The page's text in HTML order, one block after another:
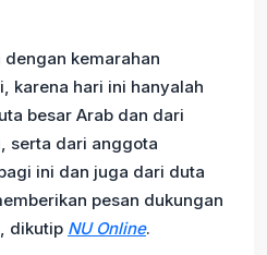
kemarahan
karena hari ini hanyalah
besar Arab dan dari
serta dari anggota
ini dan juga dari duta
pesan dukungan
dikutip NU Online.